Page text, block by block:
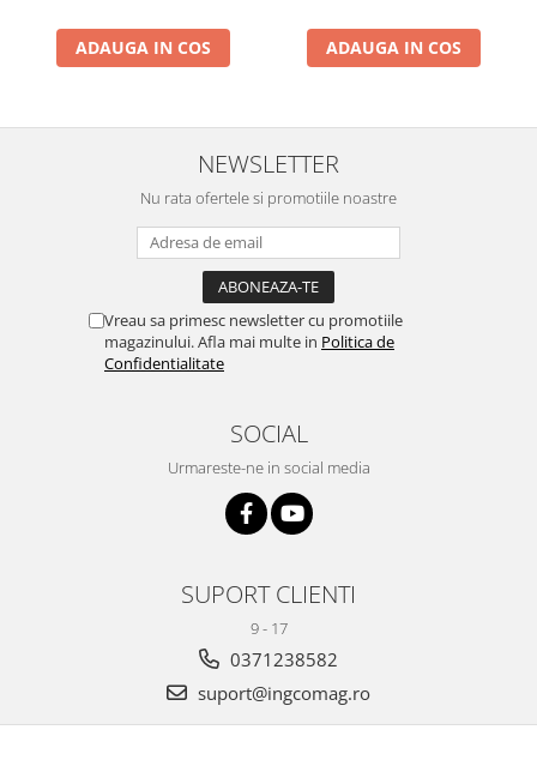
ADAUGA IN COS ADAUGA IN COS
NEWSLETTER
Nu rata ofertele si promotiile noastre
Vreau sa primesc newsletter cu promotiile
magazinului. Afla mai multe in Politica de
Confidentialitate
SOCIAL
Urmareste-ne in social media
SUPORT CLIENTI
9 - 17
0371238582
suport@ingcomag.ro